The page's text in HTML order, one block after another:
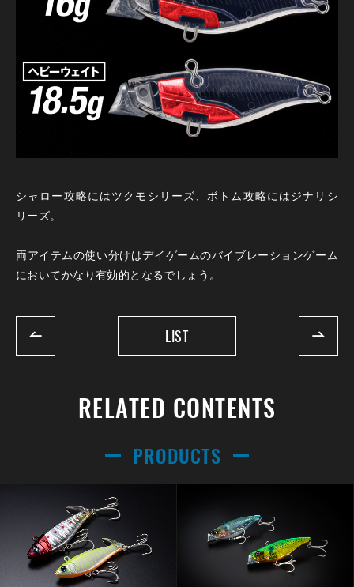
シャロー攻略にはツクモシリーズ、ボトム攻略にはジナリシ
リーズ。
両アイテムの使い分けはデイゲームのバイブレーションゲーム
においてかなり有効的となるでしょう。
LIST
RELATED CONTENTS
PRODUCTS